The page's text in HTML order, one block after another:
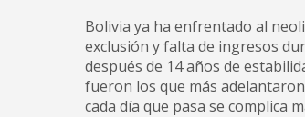
Bolivia ya ha enfrentado al
exclusión y falta de ingresos
después de 14 años de
fueron los que más
cada día que pasa se complica